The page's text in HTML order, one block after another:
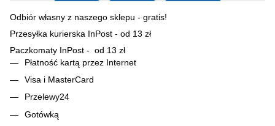
Odbiór własny z naszego sklepu - gratis!
Przesyłka kurierska InPost - od 13 zł
Paczkomaty InPost - od 13 zł
Płatność kartą przez Internet
Visa i MasterCard
Przelewy24
Gotówką